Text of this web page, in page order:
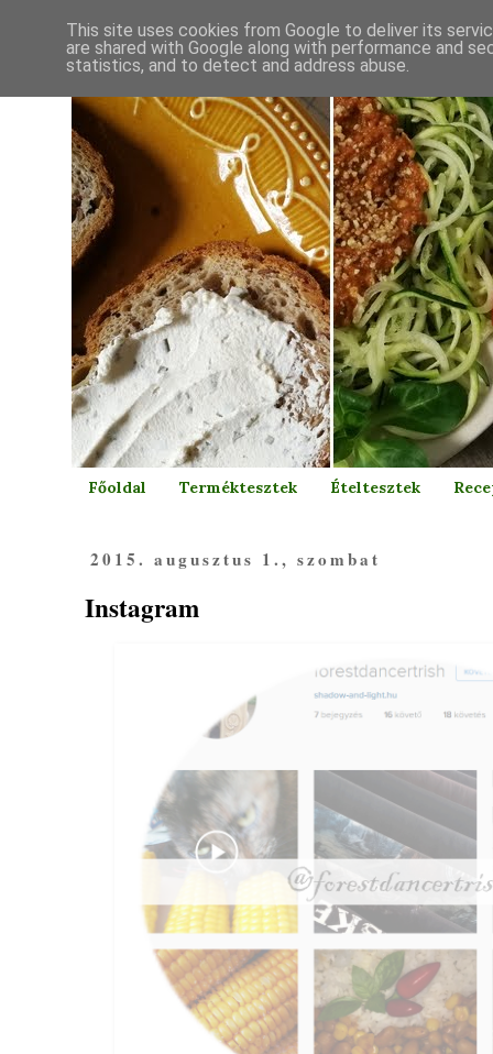
Főoldal Terméktesztek Ételtesztek
2015. augusztus 1., szombat
Instagram
This site uses cookies from Google to deliver its
are shared with Google along with performance and
statistics, and to detect and address abuse.